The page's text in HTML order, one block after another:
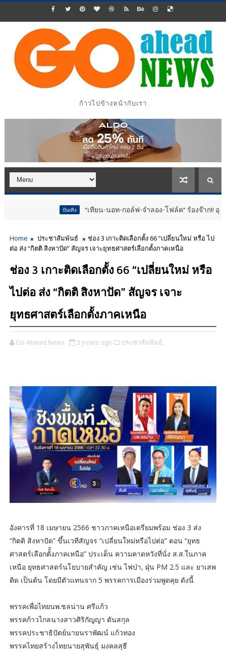
ก้าวไปข้างหน้ากับเรา
“เทียน-นอท-กอล์ฟ-จำลอง-โฟล์ค” ร้องจ๊าก!! อุปกรณ์ม่ว
Home ประชาสัมพันธ์
ช่อง 3 เกาะติดเลือกตั้ง 66 “เปลี่ยนใหม่ หรือ ไป
ต่อ ส่ง “กิตติ สิงหาปัด” สัญจร เจาะยุทธศาสตร์เลือกตั้งภาคเหนือ
ช่อง 3 เกาะติดเลือกตั้ง 66 “เปลี่ยนใหม่ หรือ
ไปต่อ ส่ง “กิตติ สิงหาปัด” สัญจร เจาะ
ยุทธศาสตร์เลือกตั้งภาคเหนือ
Go Ahead News 3 years ago ประชาสัมพันธ์,
อังคารที่ 18 เมษายน 2566 ชาวภาคเหนือเตรียมพร้อม ช่อง 3 ส่ง
“กิตติ สิงหาปัด” ขึ้นเวทีสัญจร “เปลี่ยนใหม่หรือไปต่อ” ตอน “ยุทธ
ศาสตร์เลือกตัั้งภาคเหนือ” ประเด็น ความคาดหวังที่นั่ง ส.ส.ในภาค
เหนือ ยุทธศาสตร์นโยบายสำคัญ เช่น ไฟป่า, ฝุ่น PM 2.5 และ ยาเสพ
ติด เป็นต้น โดยมีตัวแทนจาก 5 พรรคการเมืองร่วมพูดคุย ดังนี้
พรรคเพื่อไทย​​นพ.ชลน่าน ศรีแก้ว
พรรคก้าวไกล​​นางสาวศิริกัญญา ตันสกุล
พรรคประชาธิปัตย์​นายนราพัฒน์ แก้วทอง
พรรคไทยสร้างไทย​นายสุพันธุ์ มงคลสุธี